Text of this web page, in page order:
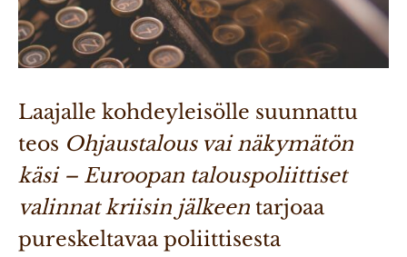
Laajalle kohdeyleisölle suunnattu
teos Ohjaustalous vai näkymätön
käsi – Euroopan talouspoliittiset
valinnat kriisin jälkeen tarjoaa
pureskeltavaa poliittisesta